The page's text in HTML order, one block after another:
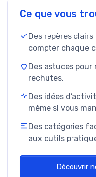
Ce que vous
Des repères
compter chaque
Des astuces
rechutes.
Des idées
même si vous
Des catégories
aux outils
Découvrir